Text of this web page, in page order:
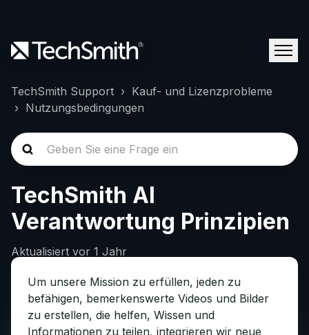
TechSmith Support
Kauf- und Lizenzprobleme
Nutzungsbedingungen
TechSmith AI
Verantwortung Prinzipien
Aktualisiert vor 1 Jahr
Um unsere Mission zu erfüllen, jeden zu
befähigen, bemerkenswerte Videos und Bilder
zu erstellen, die helfen, Wissen und
Informationen zu teilen, integrieren wir neue